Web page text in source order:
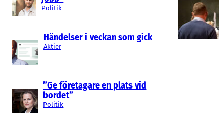
Politik
Händelser i veckan som gick
Aktier
”Ge företagare en plats vid
bordet”
Politik